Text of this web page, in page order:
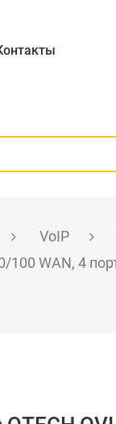
VoIP
100 WAN, 4